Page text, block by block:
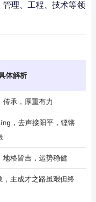
理、工程、技术等领
体解析
传承，厚重有力
，去声接阳平，铿锵
地格皆吉，运势稳健
，主成才之路虽艰但终